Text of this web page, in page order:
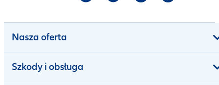
Nasza oferta
Szkody i obsługa